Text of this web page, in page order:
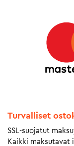
Turvalliset
SSL-suojatut
Kaikki maksutavat